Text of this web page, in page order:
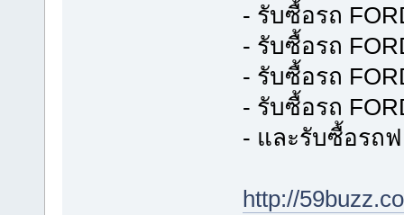
- รับซื้อรถ
- รับซื้อรถ
- รับซื้อรถ
- รับซื้อรถ
- และรับซื้อรถ
http://